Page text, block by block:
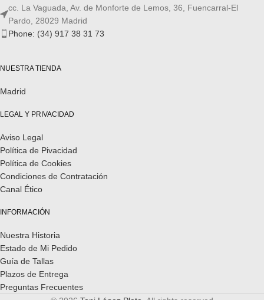
cc. La Vaguada, Av. de Monforte de Lemos, 36, Fuencarral-El
Pardo, 28029 Madrid
Phone: (34) 917 38 31 73
NUESTRA TIENDA
Madrid
LEGAL Y PRIVACIDAD
Aviso Legal
Política de Pivacidad
Política de Cookies
Condiciones de Contratación
Canal Ético
INFORMACIÓN
Nuestra Historia
Estado de Mi Pedido
Guía de Tallas
Plazos de Entrega
Preguntas Frecuentes